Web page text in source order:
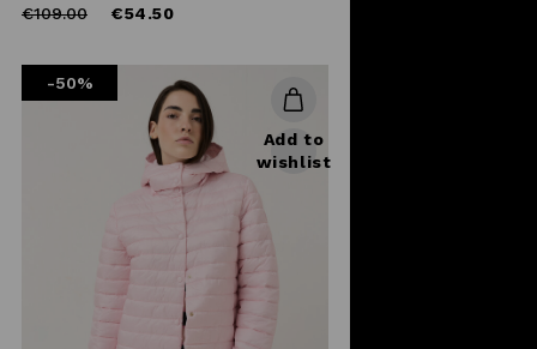
Price
€109.00to €54.50
-50%
Add to
wishlist